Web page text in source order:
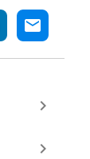
mail
keyboard_arrow_right
keyboard_arrow_right